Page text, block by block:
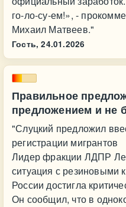
го-ло-су-ем!», -
Михаил Матвеев."
Гость, 24.01.2026
Правильное
предложением и не
"Слуцкий предложил
регистрации мигрантов
Лидер фракции ЛДПР
ситуация с резиновыми
России достигла
Он сообщил, что в